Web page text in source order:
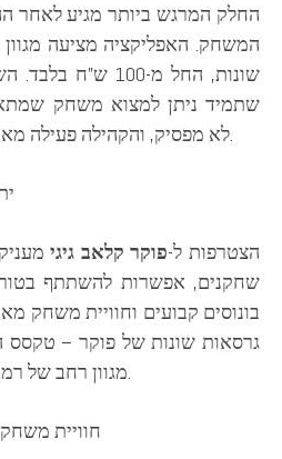
החלק המרגש ביותר מגיע לאחר
המשחק. האפליקציה מציעה
שתמיד ניתן למצוא משחק
לא מפסיק, והקהילה פעילה מאוד לאורך כל שעות היממה.
הצטרפות ל-פוקר קלאב גיגי
שחקנים, אפשרות להשתתף
בונוסים קבועים וחוויית משחק
גרסאות שונות של פוקר – טקסס
מגוון רחב של רמות קושי והתאמות אישיות.
חוויית